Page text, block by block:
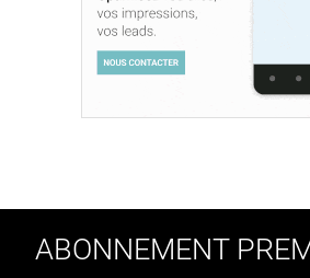
ABONNEMENT